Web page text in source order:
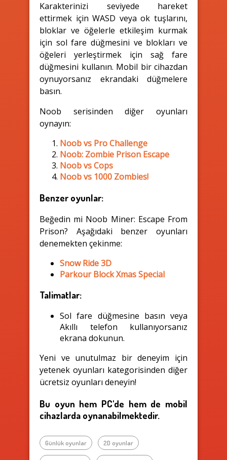
Karakterinizi seviyede hareket
ettirmek için WASD veya ok tuşlarını,
bloklar ve öğelerle etkileşim kurmak
için sol fare düğmesini ve blokları ve
öğeleri yerleştirmek için sağ fare
düğmesini kullanın. Mobil bir cihazdan
oynuyorsanız ekrandaki düğmelere
basın.
Noob serisinden diğer oyunları
oynayın:
Noob vs Pro Challenge
Noob: Zombie Prison Escape
Noob vs Cops
Noob vs 1000 Zombies!
Benzer oyunlar:
Beğedin mi Noob Miner: Escape From
Prison? Aşağıdaki benzer oyunları
denemekten çekinme:
Snow Ride 3D
Parkour Block Xmas Special
Talimatlar:
Sol fare düğmesine basın veya
Akıllı telefon kullanıyorsanız
ekrana dokunun.
Yeni ve unutulmaz bir deneyim için
yetenek oyunları kategorisinden diğer
ücretsiz oyunları deneyin!
Bu oyun hem PC'de hem de mobil
cihazlarda oynanabilmektedir.
Günlük oyunlar 2D oyunlar